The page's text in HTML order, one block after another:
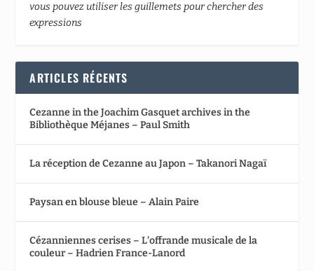
vous pouvez utiliser les guillemets pour chercher des
expressions
ARTICLES RÉCENTS
Cezanne in the Joachim Gasquet archives in the
Bibliothèque Méjanes – Paul Smith
La réception de Cezanne au Japon – Takanori Nagaï
Paysan en blouse bleue – Alain Paire
Cézanniennes cerises – L’offrande musicale de la
couleur – Hadrien France-Lanord